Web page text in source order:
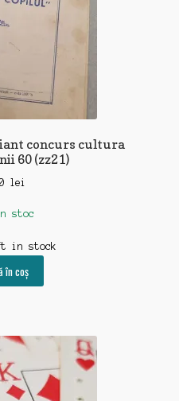
concurs cultura
60 (zz21)
lei
stoc
in stock
în coș